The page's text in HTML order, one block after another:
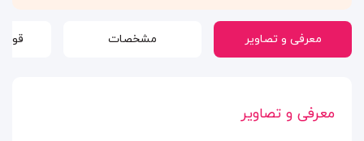
معرفی و تصاویر مشخصات
معرفی و تصاویر